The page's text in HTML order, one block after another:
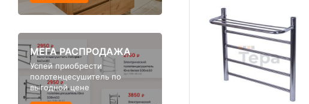
МЕГА РАСПРОДАЖА
Успей приобрести
полотенцесушитель по
выгодной цене